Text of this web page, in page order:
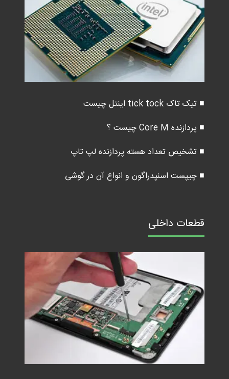
■ تیک تاک tick tock اینتل چیست
■ پردازنده Core M چیست ؟
■ تشخیص تعداد هسته پردازنده لپ تاپ
■ چیپست اسنپدراگون و انواع آن در گوشی
قطعات داخلی